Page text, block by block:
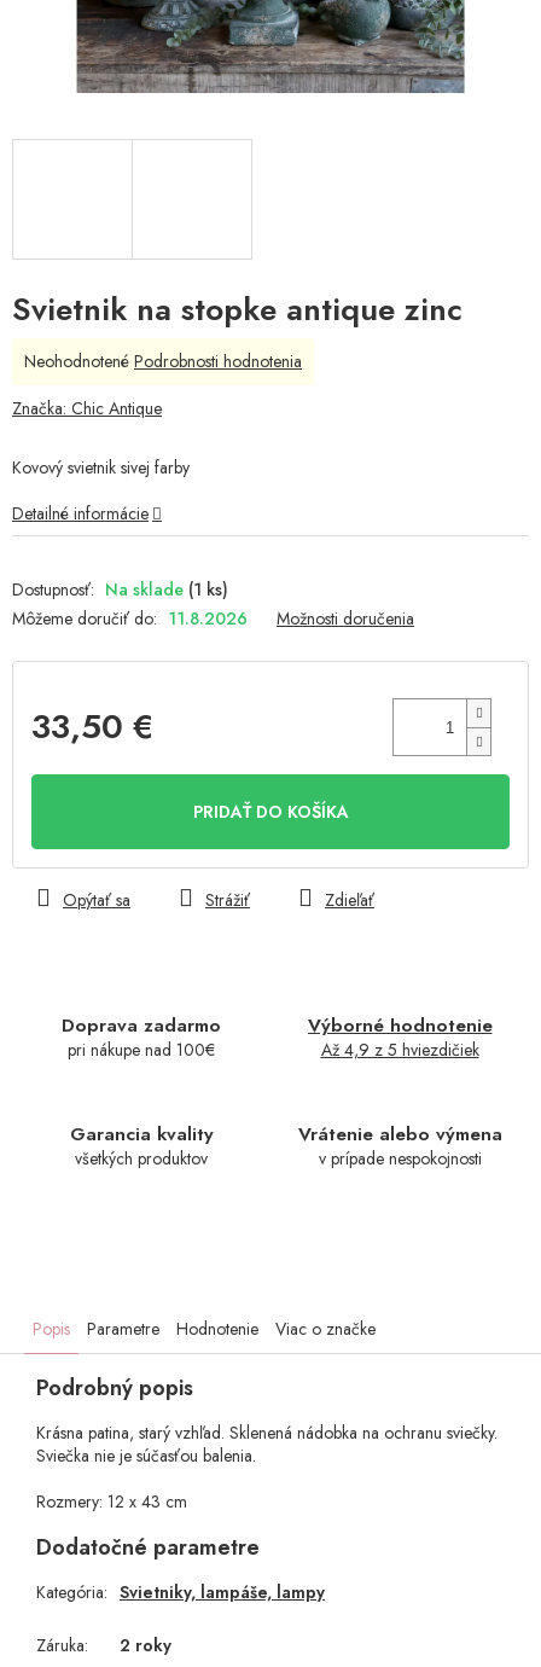
Svietnik na stopke antique zinc
Na sklade (1 ks)
Môžeme doručiť do: 11.8.2026 Možnosti doručenia
33,50 €
PRIDAŤ DO KOŠÍKA
Doprava zadarmo
pri nákupe nad 100€
Výborné hodnotenie
Až 4,9 z 5 hviezdičiek
Garancia kvality
všetkých produktov
Vrátenie alebo výmena
v prípade nespokojnosti
Kovový svietnik sivej farby
Detailné informácie
Opýtať sa Strážiť Zdieľať
Priemerné
produktu
z
hviezdičiek.
Neohodnotené Podrobnosti hodnotenia
Značka: Chic Antique
Popis Parametre Hodnotenie Viac o značke
Podrobný popis
Krásna patina, starý vzhľad. Sklenená nádobka na ochranu sviečky.
Sviečka nie je súčasťou balenia.
Rozmery: 12 x 43 cm
Dodatočné parametre
Kategória: Svietniky, lampáše, lampy
Záruka: 2 roky